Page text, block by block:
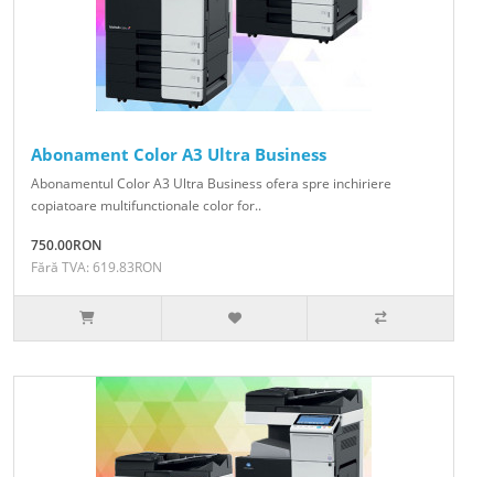
Abonament Color A3 Ultra Business
Abonamentul Color A3 Ultra Business ofera spre inchiriere
copiatoare multifunctionale color for..
750.00RON
Fără TVA: 619.83RON